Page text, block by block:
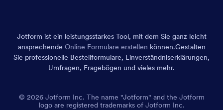
Jotform ist ein leistungsstarkes Tool, mit dem Sie ganz leicht
ansprechende Online Formulare erstellen können.Gestalten
Sie professionelle Bestellformulare, Einverständniserklärungen,
Umfragen, Fragebögen und vieles mehr.
© 2026 Jotform Inc. The name "Jotform" and the Jotform
logo are registered trademarks of Jotform Inc.